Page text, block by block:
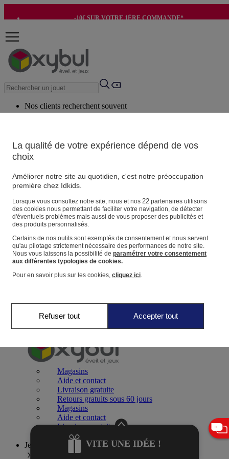
-10€ SUR VOTRE 1ÈRE COMMANDE*
Nos clients recherchent souvent
Conseils suggérés
Produits suggérés
Vos informations personnelles
Suivre une commande
Magasin
Panier
Favoris
Jeux 0-2 ans
Magasins
Aide et contact
Livraison gratuite
Retours gratuits sous 60 jours
Magasins
Aide et contact
Livraison gratuite
Retours gratuits sous 60 jours
Jeux 2-4 ans
VITE UNE IDÉE !
La qualité de votre expérience dépend de vos
choix
Améliorer notre site au quotidien, c'est notre préoccupation
première chez Idkids.
Lorsque vous consultez notre site, nous et nos 22partenaires utilisons
des cookies nous permettant de faciliter votre navigation, de détecter
d'éventuels problèmes mais aussi de vous proposer des publicités et
des produits personnalisés.
Certains de nos outils sont exemptés de consentement et nous servent
qu'au pilotage strictement nécessaire des performances de notre site.
Nous vous laissons la possibilité de paramétrer votre consentement
aux différentes typologies de cookies.
Pour en savoir plus sur les cookies, cliquez ici.
Refuser tout Accepter tout